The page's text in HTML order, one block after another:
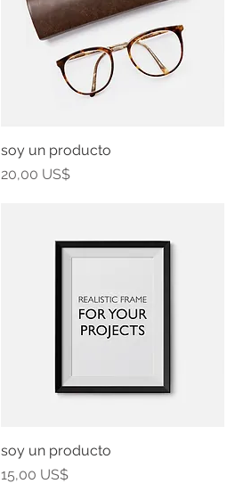
soy un producto
Precio
20,00 US$
soy un producto
Precio
15,00 US$